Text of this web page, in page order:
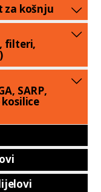
za košnju
filteri,
SARP,